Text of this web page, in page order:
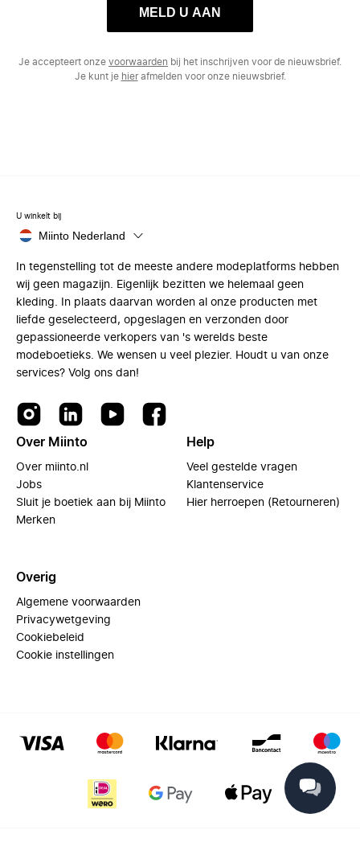
MELD U AAN
Je accepteert onze voorwaarden bij het inschrijven voor de nieuwsbrief.
Je kunt je hierafmelden voor onze nieuwsbrief.
U winkelt bij
Miinto Nederland
In tegenstelling tot de meeste andere modeplatforms hebben
wij geen magazijn. Eigenlijk bezitten we helemaal geen
kleding. In plaats daarvan worden al onze producten met
liefde geselecteerd, opgeslagen en verzonden door
gepassioneerde verkopers van 's werelds beste
modeboetieks. We wensen u veel plezier. Houdt u van onze
services? Volg ons dan!
Over Miinto
Over miinto.nl
Jobs
Sluit je boetiek aan bij Miinto
Merken
Help
Veel gestelde vragen
Klantenservice
Hier herroepen (Retourneren)
Overig
Algemene voorwaarden
Privacywetgeving
Cookiebeleid
Cookie instellingen